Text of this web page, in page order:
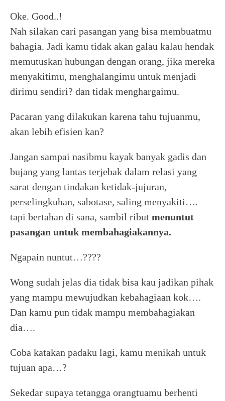
Oke. Good..!
Nah silakan cari pasangan yang bisa membuatmu
bahagia. Jadi kamu tidak akan galau kalau hendak
memutuskan hubungan dengan orang, jika mereka
menyakitimu, menghalangimu untuk menjadi
dirimu sendiri? dan tidak menghargaimu.
Pacaran yang dilakukan karena tahu tujuanmu,
akan lebih efisien kan?
Jangan sampai nasibmu kayak banyak gadis dan
bujang yang lantas terjebak dalam relasi yang
sarat dengan tindakan ketidak-jujuran,
perselingkuhan, sabotase, saling menyakiti….
tapi bertahan di sana, sambil ribut menuntut
pasangan untuk membahagiakannya.
Ngapain nuntut…????
Wong sudah jelas dia tidak bisa kau jadikan pihak
yang mampu mewujudkan kebahagiaan kok….
Dan kamu pun tidak mampu membahagiakan
dia….
Coba katakan padaku lagi, kamu menikah untuk
tujuan apa…?
Sekedar supaya tetangga orangtuamu berhenti